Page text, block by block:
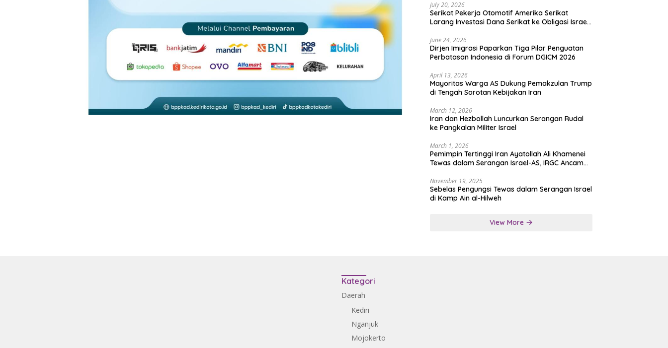
July 20, 2026
Serikat Pekerja Otomotif Amerika Serikat
Larang Investasi Dana Serikat ke Obligasi Israel,
June 24, 2026
Dirjen Imigrasi Paparkan Tiga Pilar Penguatan
Perbatasan Indonesia di Forum DGICM 2026
April 13, 2026
Mayoritas Warga AS Dukung Pemakzulan Trump
di Tengah Sorotan Kebijakan Iran
March 12, 2026
Iran dan Hezbollah Luncurkan Serangan Rudal
ke Pangkalan Militer Israel
March 1, 2026
Pemimpin Tertinggi Iran Ayatollah Ali Khamenei
Tewas dalam Serangan Israel-AS, IRGC Ancam
November 19, 2025
Sebelas Pengungsi Tewas dalam Serangan Israel
di Kamp Ain al-Hilweh
View More
Kategori
Daerah
Kediri
Nganjuk
Mojokerto